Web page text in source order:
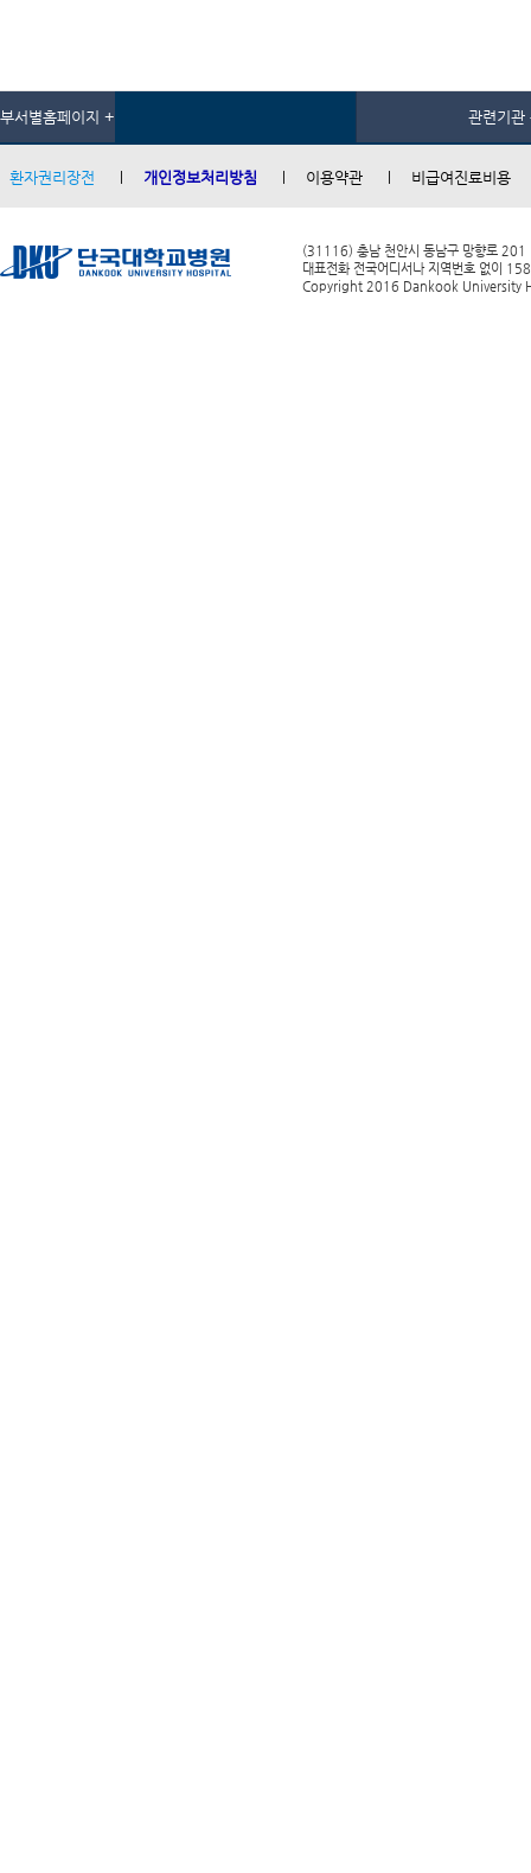
부서별홈페이지 + 관련기관
환자권리장전 개인정보처리방침 이용약관 비급여진료비용
(31116) 충남 천안시 동남구 망향로 201
대표전화 전국어디서나 지역번호 없이
Copyright 2016 Dankook University